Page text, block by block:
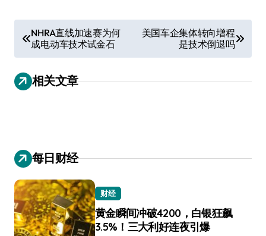
章
导
航
NHRA直线加速赛为何
成电动车技术试金石
美国车企集体转向增程
是技术倒退吗
相关文章
每日财经
财经
黄金瞬间冲破4200，白银狂飙
3.5%！三大利好连夜引爆